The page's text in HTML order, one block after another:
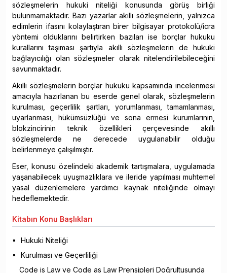
sözleşmelerin hukuki niteliği konusunda görüş birliği
bulunmamaktadır. Bazı yazarlar akıllı sözleşmelerin, yalnızca
edimlerin ifasını kolaylaştıran birer bilgisayar protokolü/icra
yöntemi olduklarını belirtirken bazıları ise borçlar hukuku
kurallarını taşıması şartıyla akıllı sözleşmelerin de hukuki
bağlayıcılığı olan sözleşmeler olarak nitelendirilebileceğini
savunmaktadır.
Akıllı sözleşmelerin borçlar hukuku kapsamında incelenmesi
amacıyla hazırlanan bu eserde genel olarak, sözleşmelerin
kurulması, geçerlilik şartları, yorumlanması, tamamlanması,
uyarlanması, hükümsüzlüğü ve sona ermesi kurumlarının,
blokzincirinin teknik özellikleri çerçevesinde akıllı
sözleşmelerde ne derecede uygulanabilir olduğu
belirlenmeye çalışılmıştır.
Eser, konusu özelindeki akademik tartışmalara, uygulamada
yaşanabilecek uyuşmazlıklara ve ileride yapılması muhtemel
yasal düzenlemelere yardımcı kaynak niteliğinde olmayı
hedeflemektedir.
Kitabın Konu Başlıkları
Hukuki Niteliği
Kurulması ve Geçerliliği
Code is Law ve Code as Law Prensipleri Doğrultusunda